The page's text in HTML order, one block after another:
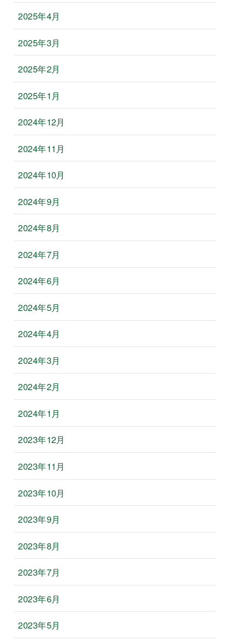
2025年4月
2025年3月
2025年2月
2025年1月
2024年12月
2024年11月
2024年10月
2024年9月
2024年8月
2024年7月
2024年6月
2024年5月
2024年4月
2024年3月
2024年2月
2024年1月
2023年12月
2023年11月
2023年10月
2023年9月
2023年8月
2023年7月
2023年6月
2023年5月